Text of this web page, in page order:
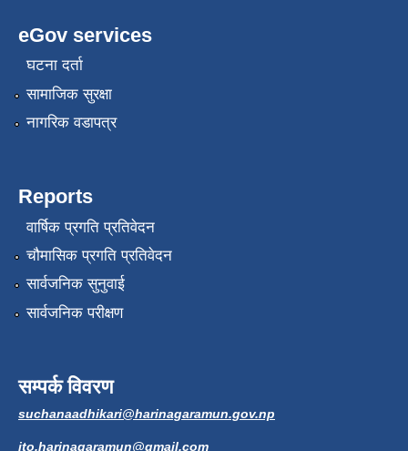
eGov services
घटना दर्ता
सामाजिक सुरक्षा
नागरिक वडापत्र
Reports
वार्षिक प्रगति प्रतिवेदन
चौमासिक प्रगति प्रतिवेदन
सार्वजनिक सुनुवाई
सार्वजनिक परीक्षण
सम्पर्क विवरण
suchanaadhikari@harinagaramun.gov.np
ito.harinagaramun@gmail.com